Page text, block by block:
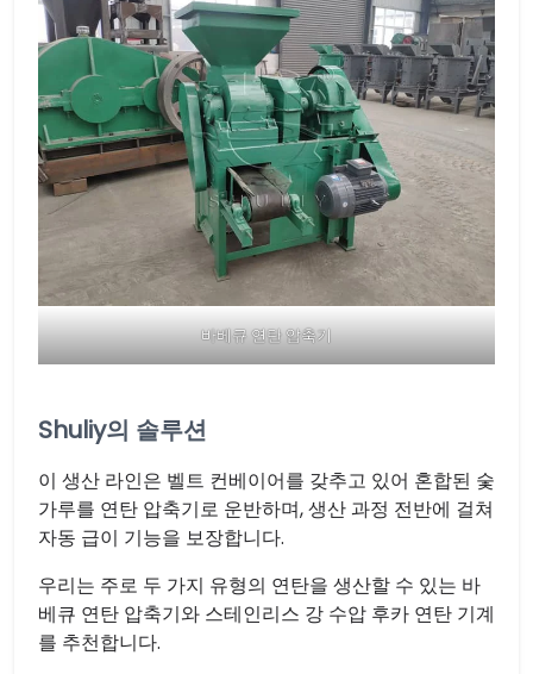
바베큐 연탄 압축기
Shuliy의 솔루션
이 생산 라인은 벨트 컨베이어를 갖추고 있어 혼합된 숯
가루를 연탄 압축기로 운반하며, 생산 과정 전반에 걸쳐
자동 급이 기능을 보장합니다.
우리는 주로 두 가지 유형의 연탄을 생산할 수 있는 바
베큐 연탄 압축기와 스테인리스 강 수압 후카 연탄 기계
를 추천합니다.